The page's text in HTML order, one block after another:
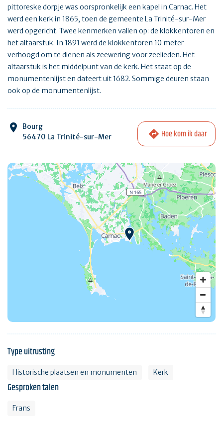
pittoreske dorpje was oorspronkelijk een kapel in Carnac. Het
werd een kerk in 1865, toen de gemeente La Trinité-sur-Mer
werd opgericht. Twee kenmerken vallen op: de klokkentoren en
het altaarstuk. In 1891 werd de klokkentoren 10 meter
verhoogd om te dienen als zeewering voor zeelieden. Het
altaarstuk is het middelpunt van de kerk. Het staat op de
monumentenlijst en dateert uit 1682. Sommige deuren staan
ook op de monumentenlijst.
Bourg
56470 La Trinité-sur-Mer
Hoe kom ik daar
Type uitrusting
Historische plaatsen en monumenten Kerk
Gesproken talen
Frans